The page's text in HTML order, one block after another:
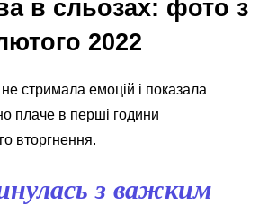
в сльозах: фото з
2022
стримала емоцій і показала
плаче в перші години
вторгнення.
з важким